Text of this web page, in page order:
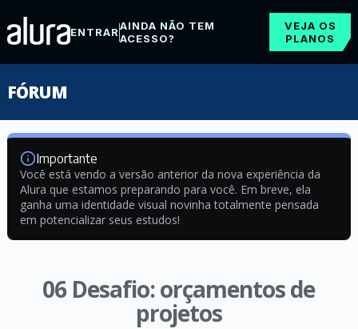
ENTRARAINDA NÃO TEM
ACESSO?
VEJA OS
PLANOS
FÓRUM
Importante
Você está vendo a versão anterior da nova experiência da
Alura que estamos preparando para você. Em breve, ela
ganha uma identidade visual novinha totalmente pensada
em potencializar seus estudos!
06 Desafio: orçamentos de
projetos